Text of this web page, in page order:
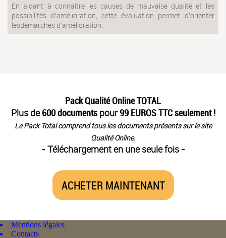
En aidant à connaître les causes de mauvaise qualité et les
possibilités d'amélioration, cette évaluation permet d'orienter
lesdémarches d'amélioration.
Pack Qualité Online TOTAL
Plus de600 documentspour99 EUROS TTC seulement !
Le Pack Total comprend tous les documents présents sur le site
Qualité Online.
- Téléchargement en une seule fois -
ACHETER MAINTENANT
Mentions légales
Contacts